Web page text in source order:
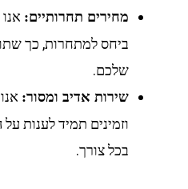
מחירים תחרותיים:
ביחס למתחרות, כך
שלכם.
שירות אדיב ומסור:
וזמינים תמיד לענות
בכל צורך.